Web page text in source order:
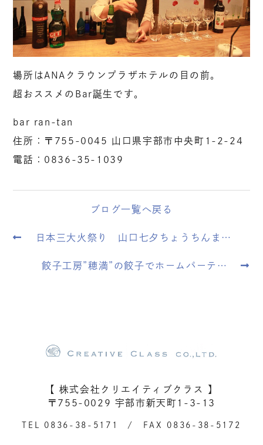
場所はANAクラウンプラザホテルの目の前。
超おススメのBar誕生です。
bar ran-tan
住所：〒755-0045 山口県宇部市中央町1-2-24
電話：0836-35-1039
ブログ一覧へ戻る
日本三大火祭り 山口七夕ちょうちんま…
餃子工房”穂満”の餃子でホームパーテ…
【 株式会社クリエイティブクラス 】
〒755-0029 宇部市新天町1-3-13
TEL 0836-38-5171 / FAX 0836-38-5172